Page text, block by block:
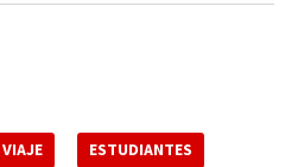
VIAJE ESTUDIANTES